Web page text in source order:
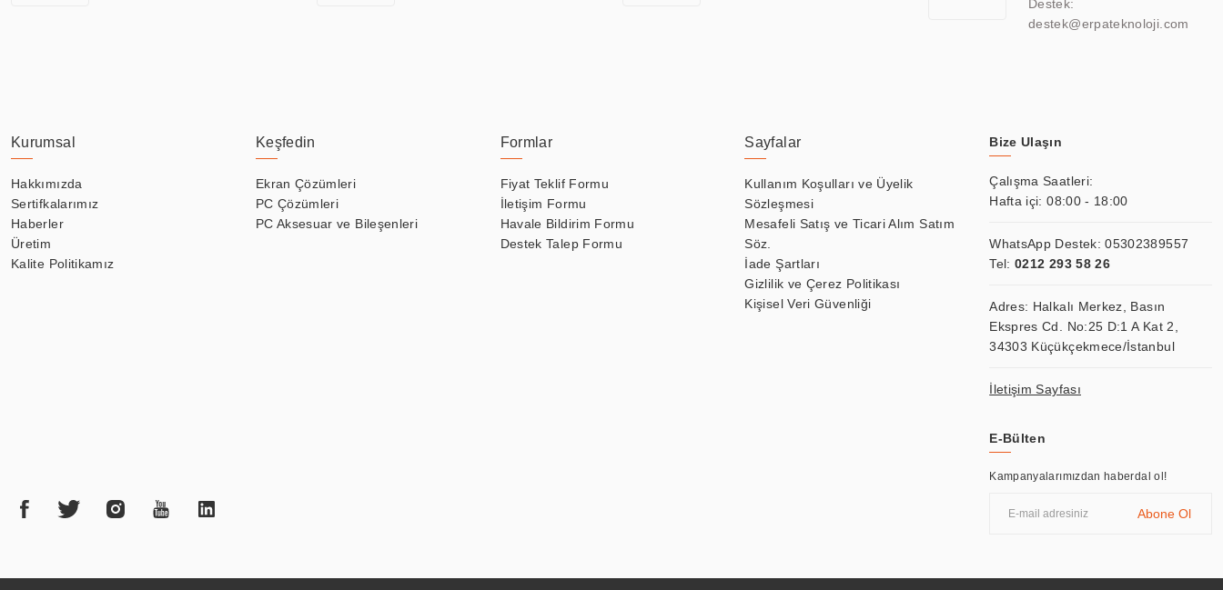
Destek:
destek@erpateknoloji.com
Kurumsal
Hakkımızda
Sertifkalarımız
Haberler
Üretim
Kalite Politikamız
Keşfedin
Ekran Çözümleri
PC Çözümleri
PC Aksesuar ve Bileşenleri
Formlar
Fiyat Teklif Formu
İletişim Formu
Havale Bildirim Formu
Destek Talep Formu
Sayfalar
Kullanım Koşulları ve Üyelik
Sözleşmesi
Mesafeli Satış ve Ticari Alım Satım
Söz.
İade Şartları
Gizlilik ve Çerez Politikası
Kişisel Veri Güvenliği
Bize Ulaşın
Çalışma Saatleri:
Hafta içi: 08:00 - 18:00
WhatsApp Destek:05302389557
Tel: 0212 293 58 26
Adres: Halkalı Merkez, Basın
Ekspres Cd. No:25 D:1 A Kat 2,
34303 Küçükçekmece/İstanbul
İletişim Sayfası
E-Bülten
Kampanyalarımızdan haberdal ol!
Abone Ol